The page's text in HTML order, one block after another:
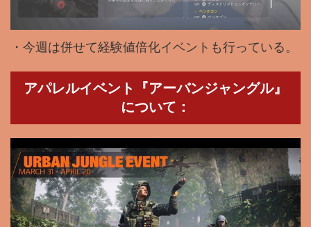
・今週は併せて経験値倍化イベントも行っている。
アパレルイベント『アーバンジャングル』
について：